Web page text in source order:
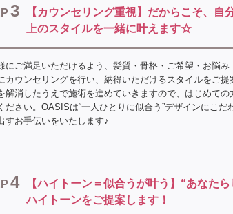
3
【カウンセリング重視】だからこそ、自
上のスタイルを一緒に叶えます☆
にご満足いただけるよう、髪質・骨格・ご希望・お悩
カウンセリングを行い、納得いただけるスタイルをご
解消したうえで施術を進めていきますので、はじめての
ださい。OASISは“一人ひとりに似合う”デザインにこだ
すお手伝いをいたします♪
4
【ハイトーン＝似合うが叶う】“あなた
ハイトーンをご提案します！